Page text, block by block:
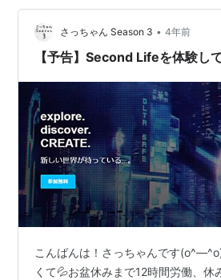
ユーザー名は実際のアバターの名前
重…
さっちゃん Season 3 • 4年前
【予告】Second Lifeを体験し
こんばんは！さっちゃんです
くて💦お盆休みまで12時間労働、休